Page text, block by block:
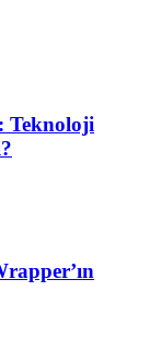
Teknoloji